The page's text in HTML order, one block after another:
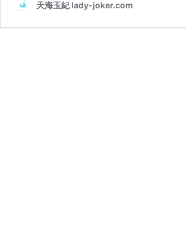
天海玉紀 lady-joker.com